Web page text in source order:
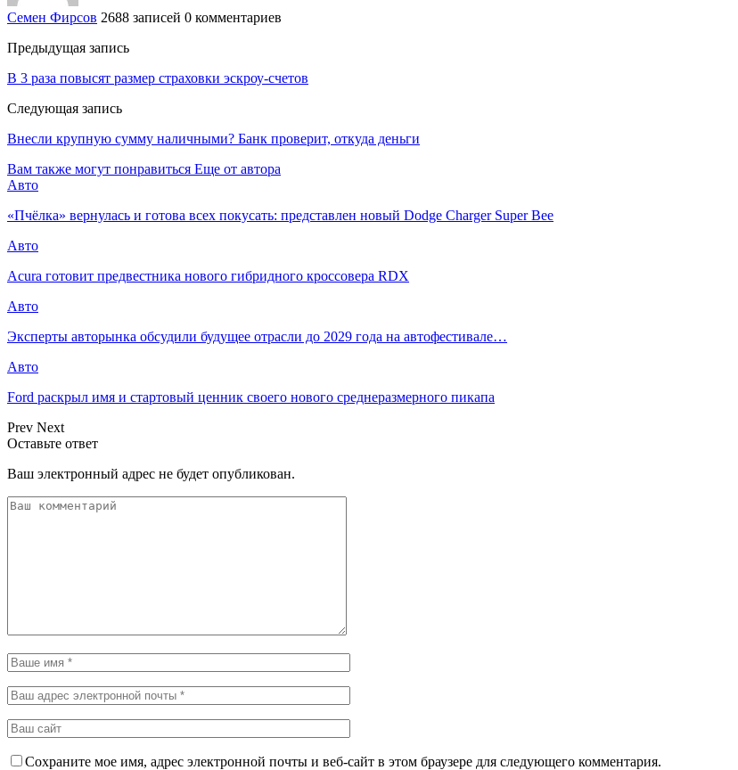
Семен Фирсов 2688 записей 0 комментариев
Предыдущая запись
В 3 раза повысят размер страховки эскроу-счетов
Следующая запись
Внесли крупную сумму наличными? Банк проверит, откуда деньги
Вам также могут понравиться Еще от автора
Авто
«Пчёлка» вернулась и готова всех покусать: представлен новый Dodge Charger Super Bee
Авто
Acura готовит предвестника нового гибридного кроссовера RDX
Авто
Эксперты авторынка обсудили будущее отрасли до 2029 года на автофестивале…
Авто
Ford раскрыл имя и стартовый ценник своего нового среднеразмерного пикапа
Prev Next
Оставьте ответ
Ваш электронный адрес не будет опубликован.
Сохраните мое имя, адрес электронной почты и веб-сайт в этом браузере для следующего комментария.